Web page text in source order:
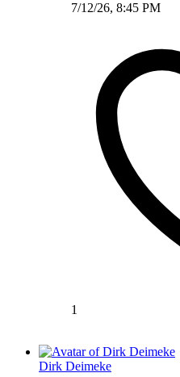
7/12/26, 8:45 PM
1
Dirk Deimeke